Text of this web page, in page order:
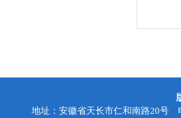
地址：安徽省天长市仁和南路20号